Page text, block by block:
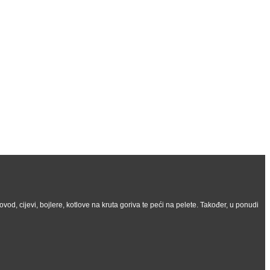
cijevi, bojlere, kotlove na kruta goriva te peći na pelete. Također, u ponudi